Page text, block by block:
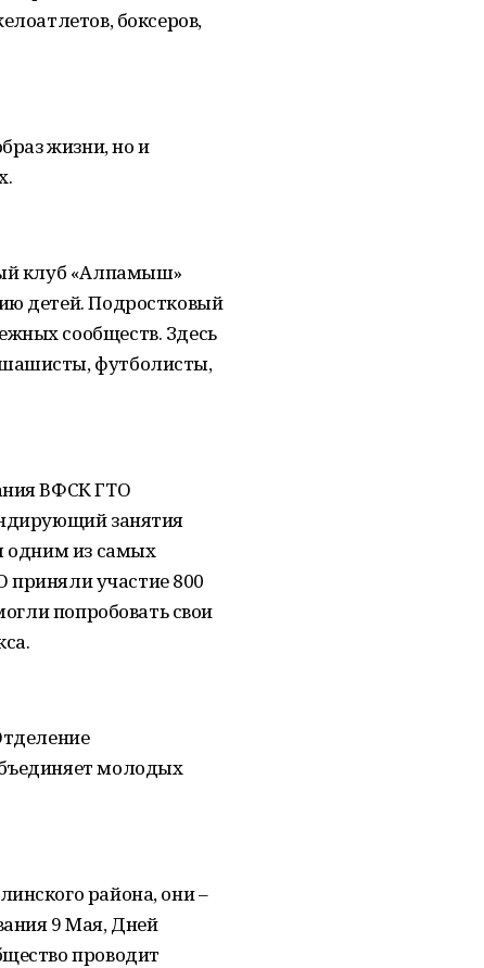
боксеров,
жизни, но и
клуб «Алпамыш»
детей. Подростковый
сообществ. Здесь
футболисты,
ВФСК ГТО
занятия
одним из самых
приняли участие 800
попробовать свои
молодых
района, они –
9 Мая, Дней
проводит